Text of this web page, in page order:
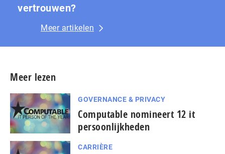
vertrouwen?
Meer artikelen
Meer lezen
GOVERNANCE & PRIVACY
Computable nomineert 12 it
persoonlijkheden
CARRIÈRE